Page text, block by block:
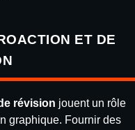
ET DE
révision jouent un rôle
graphique. Fournir des